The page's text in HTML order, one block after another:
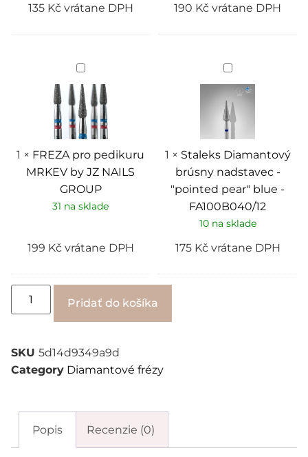
135 Kč vrátane DPH 190 Kč vrátane DPH
FREZA
pro
pedikuru
MRKEV
by
JZ
NAILS
GROUP
1 × FREZA pro pedikuru
MRKEV by JZ NAILS
GROUP
31 na sklade
199 Kč vrátane DPH
Staleks
Diamantový
brúsny
nadstavec
-
"pointed
pear"
blue
-
FA100B040/12
1 × Staleks Diamantový
brúsny nadstavec -
"pointed pear" blue -
FA100B040/12
10 na sklade
175 Kč vrátane DPH
Pridať do košíka
SKU 5d14d9349a9d
Category Diamantové frézy
Popis Recenzie (0)